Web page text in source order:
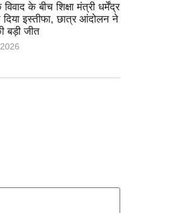
के बीच शिक्षा मंत्री धर्मेंद्र
दिया इस्तीफा, छात्र आंदोलन ने
बड़ी जीत